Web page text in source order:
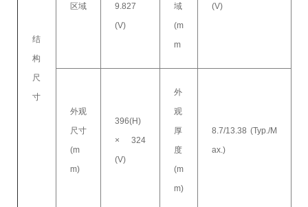
结
构
尺
寸
区域
9.827
(V)
域
(m
m
(V)
外观
尺寸
(m
m)
396(H)
× 324
(V)
外
观
厚
度
(m
m)
8.7/13.38 (Typ./M
ax.)